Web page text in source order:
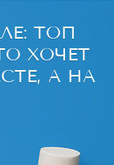
ТОП
ХОЧЕТ
А НА